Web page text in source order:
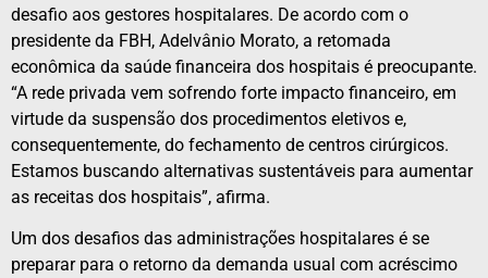
desafio aos gestores hospitalares. De acordo com o
presidente da FBH, Adelvânio Morato, a retomada
econômica da saúde financeira dos hospitais é preocupante.
“A rede privada vem sofrendo forte impacto financeiro, em
virtude da suspensão dos procedimentos eletivos e,
consequentemente, do fechamento de centros cirúrgicos.
Estamos buscando alternativas sustentáveis para aumentar
as receitas dos hospitais”, afirma.
Um dos desafios das administrações hospitalares é se
preparar para o retorno da demanda usual com acréscimo